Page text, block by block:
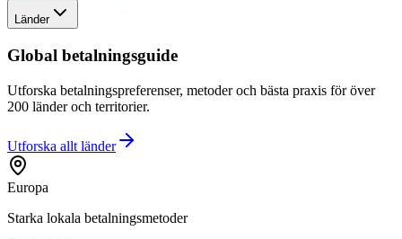
Länder
Global betalningsguide
Utforska betalningspreferenser, metoder och bästa praxis för över
200 länder och territorier.
Utforska allt länder
Europa
Starka lokala betalningsmetoder